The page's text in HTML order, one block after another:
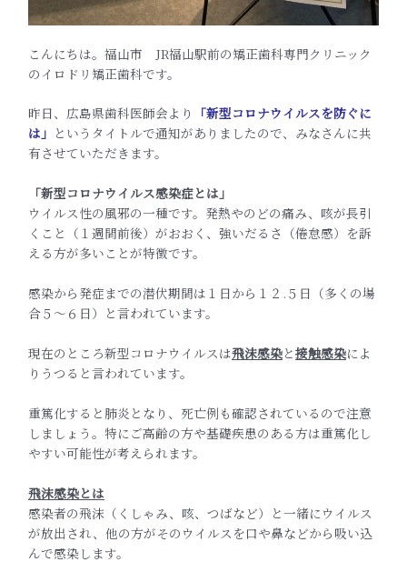
こんにちは。福山市 JR福山駅前の矯正歯科専門クリニック
のイロドリ矯正歯科です。
昨日、広島県歯科医師会より
「新型コロナウイルスを防ぐに
は」 というタイトルで通知がありましたので、みなさんに共
有させていただきます。
「新型コロナウイルス感染症とは」
ウイルス性の風邪の一種です。発熱やのどの痛み、咳が長引
くこと（１週間前後）がおおく、強いだるさ（倦怠感）を訴
える方が多いことが特徴です。
感染から発症までの潜伏期間は１日から１２.５日（多くの場
合５〜６日）と言われています。
現在のところ新型コロナウイルスは飛沫感染と接触感染によ
りうつると言われています。
重篤化すると肺炎となり、死亡例も確認されているので注意
しましょう。特にご高齢の方や基礎疾患のある方は重篤化し
やすい可能性が考えられます。
飛沫感染とは
感染者の飛沫（くしゃみ、咳、つばなど）と一緒にウイルス
が放出され、他の方がそのウイルスを口や鼻などから吸い込
んで感染します。